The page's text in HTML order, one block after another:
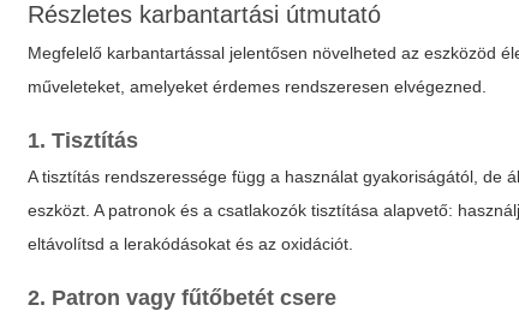
Részletes karbantartási útmutató
Megfelelő karbantartással jelentősen növelheted az eszközöd
műveleteket, amelyeket érdemes rendszeresen elvégezned.
1. Tisztítás
A tisztítás rendszeressége függ a használat gyakoriságától, de
eszközt. A patronok és a csatlakozók tisztítása alapvető:
eltávolítsd a lerakódásokat és az oxidációt.
2. Patron vagy fűtőbetét csere